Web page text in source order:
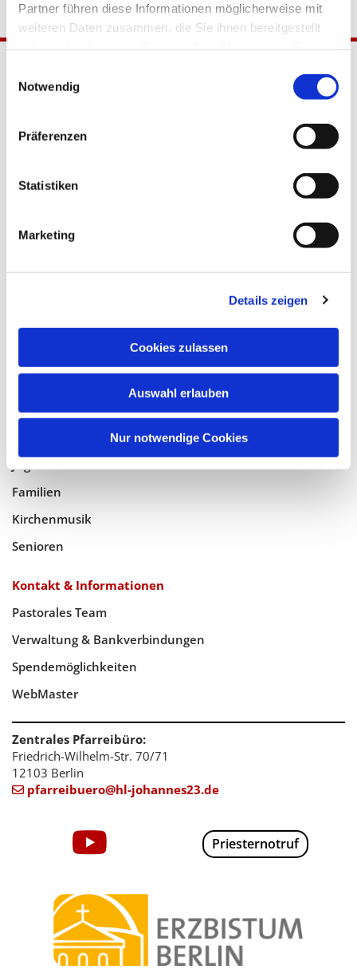
Partner führen diese Informationen möglicherweise mit
weiteren Daten zusammen, die Sie ihnen bereitgestellt
Notwendig
Präferenzen
Statistiken
Marketing
Details zeigen
Cookies zulassen
Auswahl erlauben
Nur notwendige Cookies
Katholische Kirchengemeinde
Tempelhof-Buckow
Geistlicher Raum
Taufe, Kommunion & Trauung
Familien
Kirchenmusik
Senioren
Kontakt & Informationen
Pastorales Team
Verwaltung & Bankverbindungen
Spendemöglichkeiten
WebMaster
Zentrales Pfarreibüro:
Friedrich-Wilhelm-Str. 70/71
12103 Berlin
 pfarreibuero@hl-johannes23.de
Priesternotruf